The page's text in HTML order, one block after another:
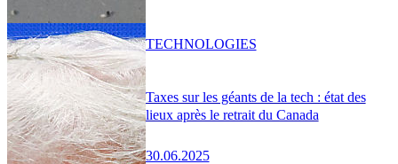
Taxes sur les géants de la tech : état des
lieux après le retrait du Canada
30.06.2025
TECHNOLOGIES